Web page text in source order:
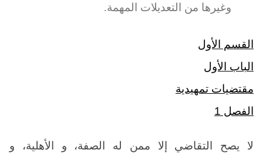
وغيرها من التعديلات المهمة.
القسم الأول
الباب الأول
مقتضيات تمهيدية
الفصل 1
لا يصح التقاضي إلا ممن له الصفة، و الأهلية، و